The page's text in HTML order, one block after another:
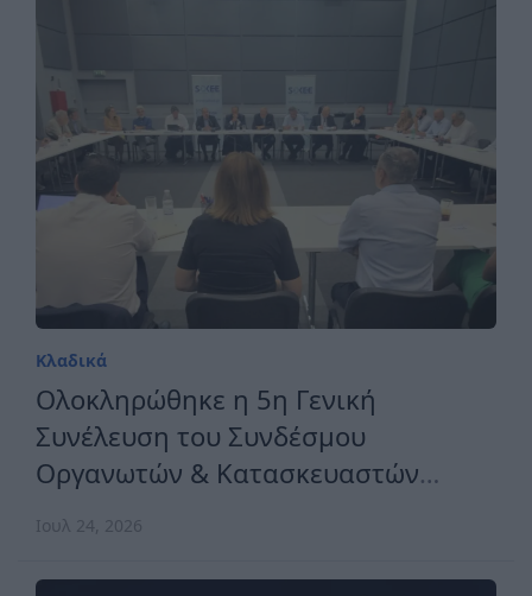
Κλαδικά
Ολοκληρώθηκε η 5η Γενική
Συνέλευση του Συνδέσμου
Οργανωτών & Κατασκευαστών
Ιουλ 24, 2026